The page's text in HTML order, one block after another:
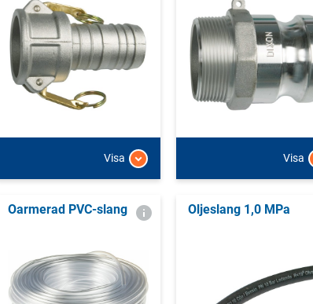
Visa Visa
Oarmerad PVC-slang Oljeslang 1,0 MPa